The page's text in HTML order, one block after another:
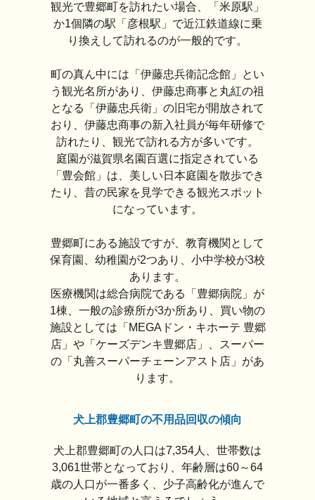
観光で豊郷町を訪れたい場合、「米原駅」
か1個隣の駅「彦根駅」で近江鉄道線に乗
り換えして訪れるのが一般的です。
町の真ん中には「伊藤忠兵衛記念館」とい
う観光名所があり、伊藤忠商事と丸紅の祖
となる「伊藤忠兵衛」の旧宅が開放されて
おり、伊藤忠商事の新入社員が毎年研修で
訪れたり、観光で訪れる方が多いです。
庭園が滋賀県名園百選に指定されている
「豊会館」は、美しい日本庭園を散歩でき
たり、昔の民家を見学できる観光スポット
になっています。
豊郷町にある施設ですが、教育機関として
保育園、幼稚園が2つあり、小中学校が3校
あります。
医療機関は総合病院である「豊郷病院」が
1棟、一般の診療所が3か所あり、買い物の
施設としては「MEGAドン・キホーテ 豊郷
店」や「ケーズデンキ豊郷店」、スーパー
の「丸善スーパーチェーンアスト店」があ
ります。
犬上郡豊郷町の不用品回収の傾向
犬上郡豊郷町の人口は7,354人、世帯数は
3,061世帯となっており、年齢層は60～64
歳の人口が一番多く、少子高齢化が進んで